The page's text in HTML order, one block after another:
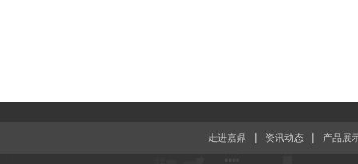
走进嘉鼎 | 资讯动态 | 产品展